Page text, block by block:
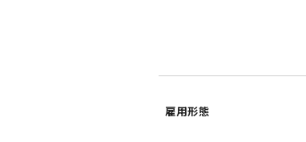
雇用形態